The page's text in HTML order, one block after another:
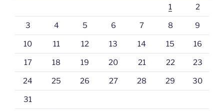
1 2
3 4 5 6 7 8 9
10 11 12 13 14 15 16
17 18 19 20 21 22 23
24 25 26 27 28 29 30
31